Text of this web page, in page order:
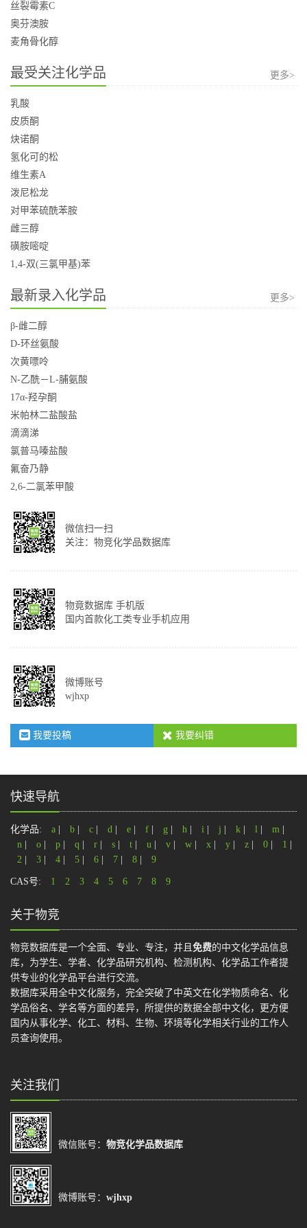
丝裂霉素C
奥芬澳胺
麦角骨化醇
最受关注化学品 更多>
乳酸
皮质酮
炔诺酮
氢化可的松
维生素A
泼尼松龙
对甲苯硫酰苯胺
雌三醇
磺胺嘧啶
1,4-双(三氯甲基)苯
最新录入化学品 更多>
β-雌二醇
D-环丝氨酸
次黄嘌呤
N-乙酰－L-脯氨酸
17α-羟孕酮
米帕林二盐酸盐
滴滴涕
氯普马嗪盐酸
氟奋乃静
2,6-二氯苯甲酸
微信扫一扫
关注：物竞化学品数据库
物竟数据库 手机版
国内首款化工类专业手机应用
微博账号
wjhxp
我要投稿 我要纠错
快速导航
化学品: a b c d e f g h i j k l m
n
o p q r s t u v w x y z 0 1
2
3 4 5 6 7 8 9
CAS号: 1 2 3 4 5 6 7 8 9
关于物竞
物竞数据库是一个全面、专业、专注，并且 免费的中文化学品信息
库，为学生、学者、化学品研究机构、检测机构、化学品工作者提
供专业的化学品平台进行交流。
数据库采用全中文化服务，完全突破了中英文在化学物质命名、化
学品俗名、学名等方面的差异，所提供的数据全部中文化，更方便
国内从事化学、化工、材料、生物、环境等化学相关行业的工作人
员查询使用。
关注我们
微信账号： 物竞化学品数据库
微博账号： wjhxp